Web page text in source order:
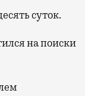
суток.
на поиски